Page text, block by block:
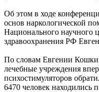
Об этом в ходе
основ наркологической
Национального научного
здравоохранения РФ
По словам Евгении
лечебные учреждения
психостимуляторов
6470 человек находились